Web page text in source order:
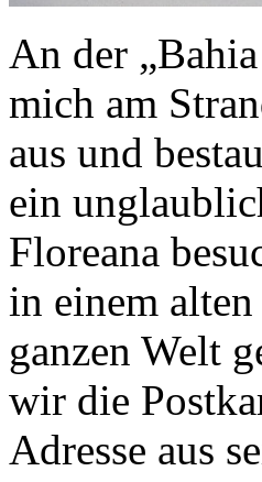
An der
mich am
aus und
ein
Floreana
in einem
ganzen Welt
wir die
Adresse aus